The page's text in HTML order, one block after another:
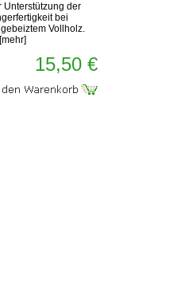
Unterstützung der
bei
Vollholz.
[mehr]
15,50 €